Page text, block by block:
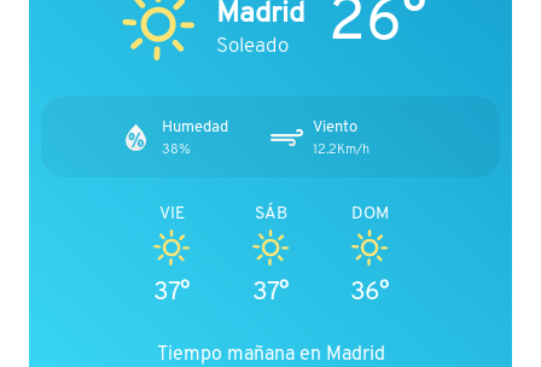
Madrid
Soleado 26°
Humedad
38%
Viento
12.2Km/h
VIE
37°
SÁB
37°
DOM
36°
Tiempo mañana en Madrid